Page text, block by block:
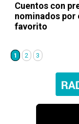
Cuentos con
nominados por
favorito
1 2 3